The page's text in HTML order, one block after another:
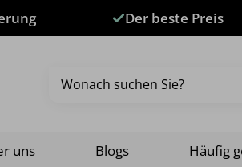
Der beste Preis
nach:
uns Blogs Häufig